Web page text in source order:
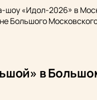
шоу «Идол-2026» в
Большого
в